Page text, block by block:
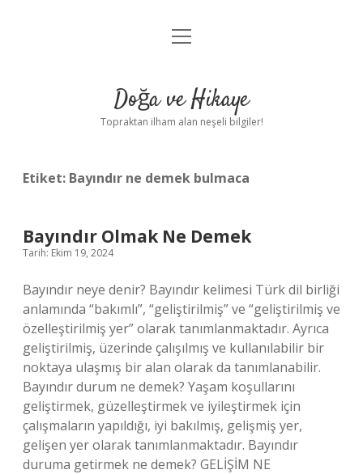
Anasayfa
Yasal Uyarı
menüyü
Doğa ve Hikaye
Topraktan ilham alan neşeli bilgiler!
Etiket: Bayındır ne demek bulmaca
Bayındır Olmak Ne Demek
Tarih: Ekim 19, 2024
Bayındır neye denir? Bayındır kelimesi Türk dil birliği
anlamında “bakımlı”, “geliştirilmiş” ve “geliştirilmiş ve
özelleştirilmiş yer” olarak tanımlanmaktadır. Ayrıca
geliştirilmiş, üzerinde çalışılmış ve kullanılabilir bir
noktaya ulaşmış bir alan olarak da tanımlanabilir.
Bayındır durum ne demek? Yaşam koşullarını
geliştirmek, güzelleştirmek ve iyileştirmek için
çalışmaların yapıldığı, iyi bakılmış, gelişmiş yer,
gelişen yer olarak tanımlanmaktadır. Bayındır
duruma getirmek ne demek? GELİŞİM NE